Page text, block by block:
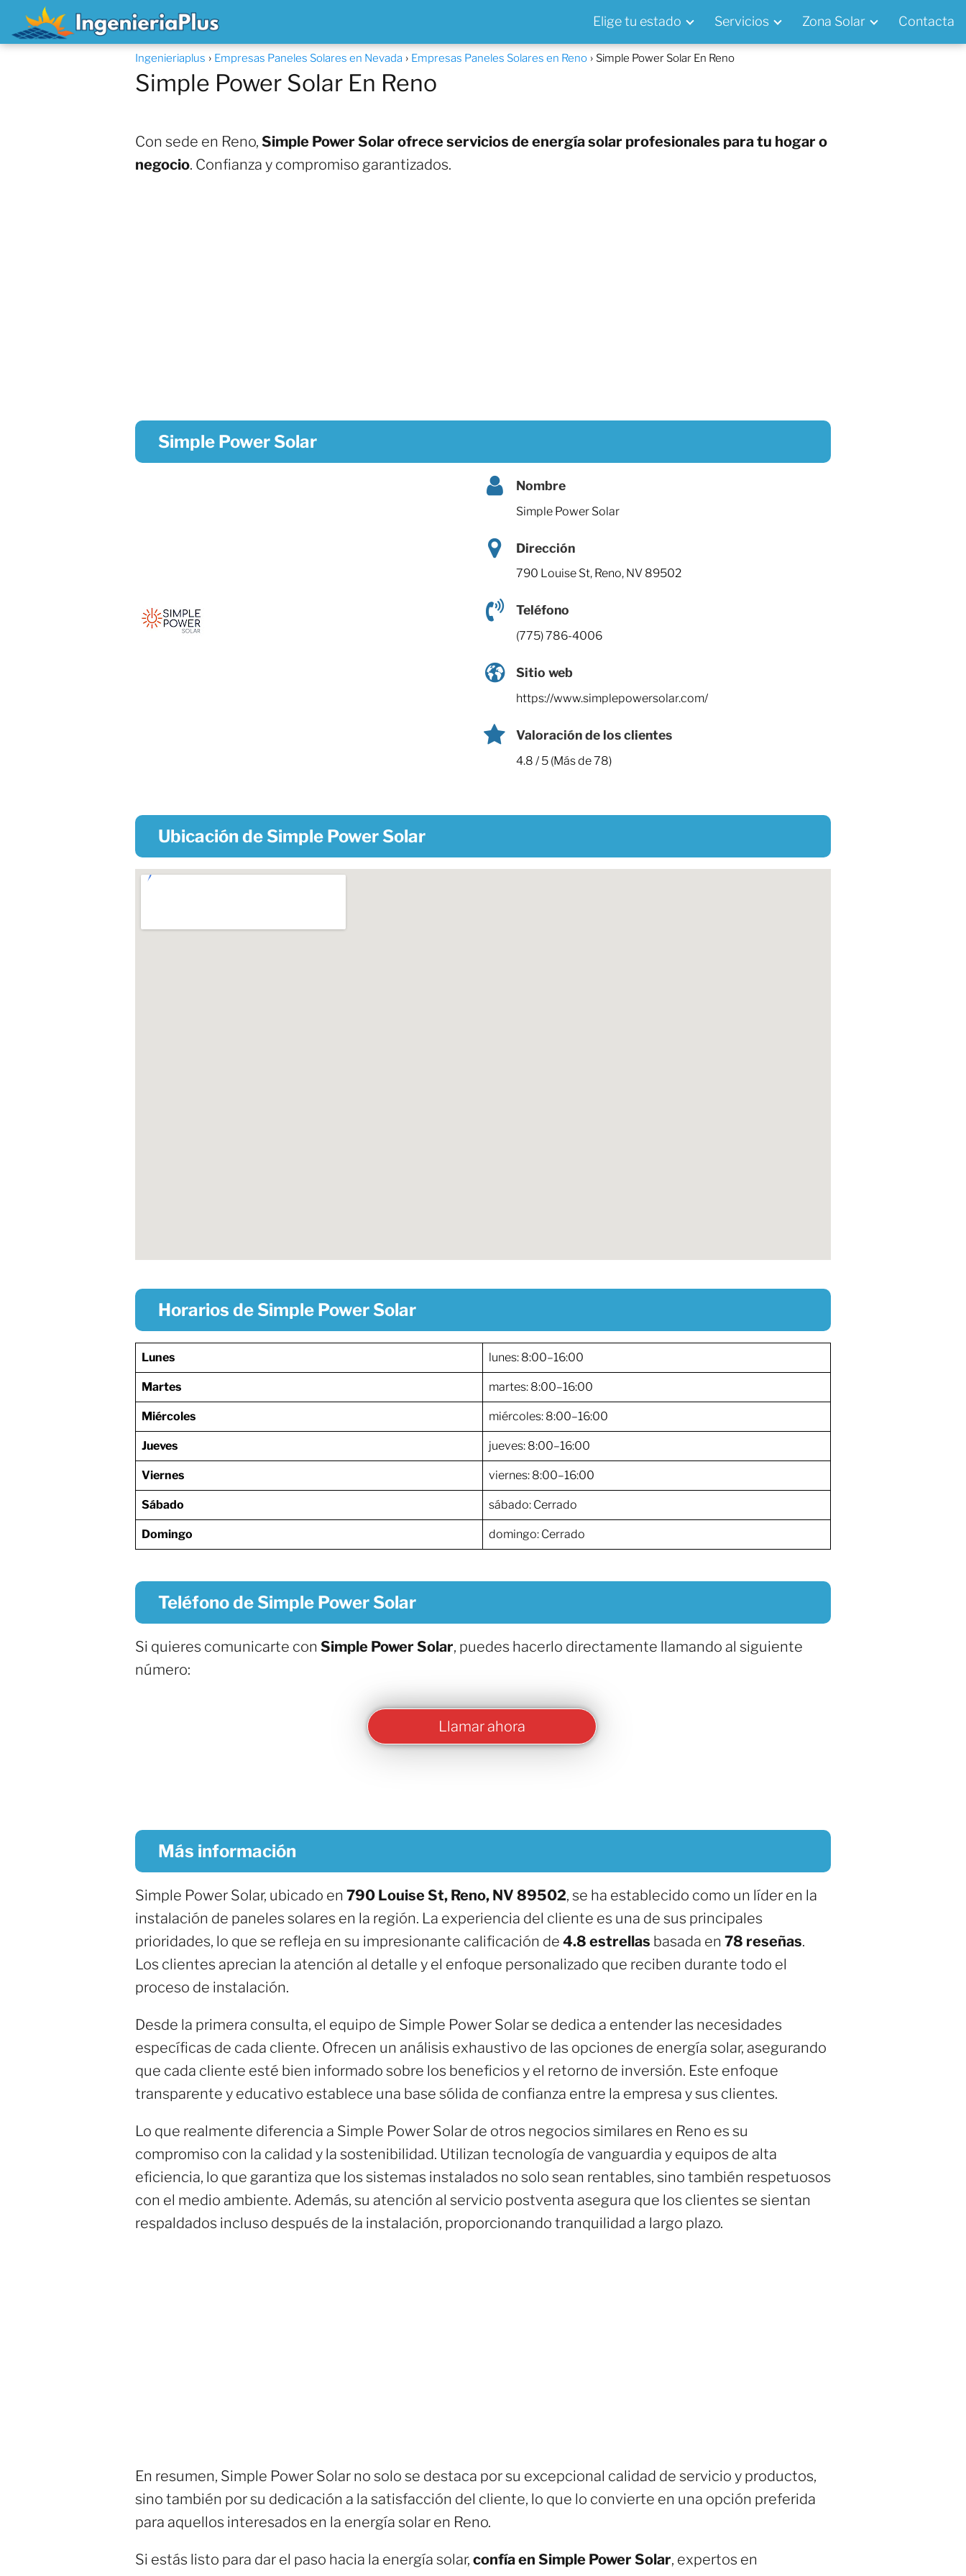
Elige tu estado Servicios Zona Solar Contacta
Ingenieriaplus Empresas Paneles Solares en Nevada Empresas Paneles Solares en Reno Simple Power Solar En Reno
Simple Power Solar En Reno
Con sede en Reno, Simple Power Solar ofrece servicios de energía solar profesionales para tu hogar o
negocio. Confianza y compromiso garantizados.
Simple Power Solar
Nombre
Simple Power Solar
Dirección
790 Louise St, Reno, NV 89502
Teléfono
(775) 786-4006
Sitio web
https://www.simplepowersolar.com/
Valoración de los clientes
4.8 / 5 (Más de 78)
Ubicación de Simple Power Solar
Horarios de Simple Power Solar
Lunes lunes: 8:00–16:00
Martes martes: 8:00–16:00
Miércoles miércoles: 8:00–16:00
Jueves jueves: 8:00–16:00
Viernes viernes: 8:00–16:00
Sábado sábado: Cerrado
Domingo domingo: Cerrado
Teléfono de Simple Power Solar
Si quieres comunicarte con Simple Power Solar, puedes hacerlo directamente llamando al siguiente
número:
Llamar ahora
Más información
Simple Power Solar, ubicado en 790 Louise St, Reno, NV 89502, se ha establecido como un líder en la
instalación de paneles solares en la región. La experiencia del cliente es una de sus principales
prioridades, lo que se refleja en su impresionante calificación de 4.8 estrellas basada en 78 reseñas.
Los clientes aprecian la atención al detalle y el enfoque personalizado que reciben durante todo el
proceso de instalación.
Desde la primera consulta, el equipo de Simple Power Solar se dedica a entender las necesidades
específicas de cada cliente. Ofrecen un análisis exhaustivo de las opciones de energía solar, asegurando
que cada cliente esté bien informado sobre los beneficios y el retorno de inversión. Este enfoque
transparente y educativo establece una base sólida de confianza entre la empresa y sus clientes.
Lo que realmente diferencia a Simple Power Solar de otros negocios similares en Reno es su
compromiso con la calidad y la sostenibilidad. Utilizan tecnología de vanguardia y equipos de alta
eficiencia, lo que garantiza que los sistemas instalados no solo sean rentables, sino también respetuosos
con el medio ambiente. Además, su atención al servicio postventa asegura que los clientes se sientan
respaldados incluso después de la instalación, proporcionando tranquilidad a largo plazo.
En resumen, Simple Power Solar no solo se destaca por su excepcional calidad de servicio y productos,
sino también por su dedicación a la satisfacción del cliente, lo que lo convierte en una opción preferida
para aquellos interesados en la energía solar en Reno.
Si estás listo para dar el paso hacia la energía solar, confía en Simple Power Solar, expertos en